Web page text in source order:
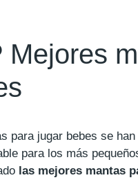
Mejores
para jugar bebes se
para los más
las mejores mantas